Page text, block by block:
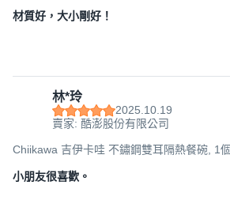
材質好，大小剛好！
林*玲
2025.10.19
賣家: 酷澎股份有限公司
Chiikawa 吉伊卡哇 不鏽鋼雙耳隔熱餐碗, 1
小朋友很喜歡。